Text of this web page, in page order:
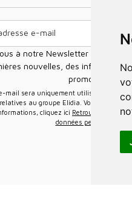
Nous utilisons des cookies et d'autres technologies de suivi pour améliorer
à notre Newsletter pour
nouvelles, des
promotions.
au groupe Elidia. Vous pouvez
cliquez ici Retrouvez ici
données personnelles